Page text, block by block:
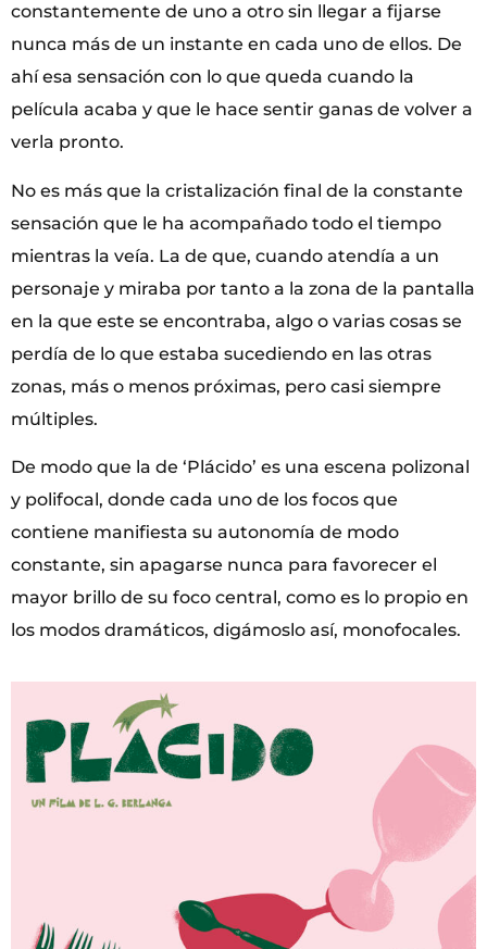
constantemente de uno a otro sin llegar a fijarse
nunca más de un instante en cada uno de ellos. De
ahí esa sensación con lo que queda cuando la
película acaba y que le hace sentir ganas de volver a
verla pronto.
No es más que la cristalización final de la constante
sensación que le ha acompañado todo el tiempo
mientras la veía. La de que, cuando atendía a un
personaje y miraba por tanto a la zona de la pantalla
en la que este se encontraba, algo o varias cosas se
perdía de lo que estaba sucediendo en las otras
zonas, más o menos próximas, pero casi siempre
múltiples.
De modo que la de ‘Plácido’ es una escena polizonal
y polifocal, donde cada uno de los focos que
contiene manifiesta su autonomía de modo
constante, sin apagarse nunca para favorecer el
mayor brillo de su foco central, como es lo propio en
los modos dramáticos, digámoslo así, monofocales.